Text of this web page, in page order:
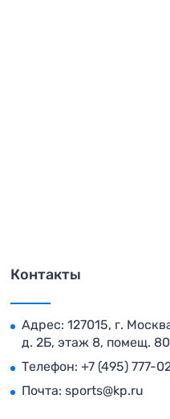
Контакты
Адрес: 127015, г.
д. 2Б, этаж 8, помещ.
Телефон: +7 (495) 777-
Почта: sports@kp.ru